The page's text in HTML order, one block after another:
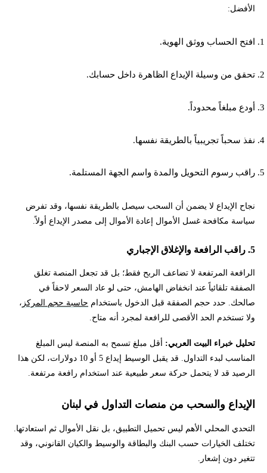
الأفضل:
افتح الحساب ووثق الهوية.
تحقق من وسيلة الإيداع الظاهرة داخل حسابك.
أودع مبلغاً محدوداً.
نفذ سحباً تجريبياً بالطريقة نفسها.
راقب رسوم التحويل والمدة واسم الجهة المستلمة.
نجاح الإيداع لا يضمن أن السحب سيصل بالطريقة نفسها، وقد تفرض
سياسة مكافحة غسل الأموال إعادة الأموال إلى مصدر الإيداع أولاً.
5. راقب الرافعة والإغلاق الإجباري
الرافعة المرتفعة لا تضاعف الربح فقط؛ بل قد تجعل المنصة تغلق
الصفقة تلقائياً عند انخفاض الهامش، حتى لو عاد السعر لاحقاً في
صالحك. حدد حجم الصفقة قبل الدخول باستخدام حاسبة حجم المركز ،
ولا تستخدم الحد الأقصى للرافعة لمجرد أنه متاح.
تحليل خبراء البيت العربي: أقل مبلغ تسمح به المنصة ليس المبلغ
المناسب لبدء التداول. قد يقبل الوسيط إيداع 5 أو 10 دولارات، لكن هذا
الرصيد قد لا يتحمل حركة سعر طبيعية عند استخدام رافعة مرتفعة.
الإيداع والسحب من منصات التداول في لبنان
التحدي المحلي الأهم ليس تحميل التطبيق، بل نقل الأموال ثم استعادتها.
تختلف الخيارات حسب البنك والبطاقة والوسيط والكيان القانوني، وقد
تتغير دون إشعار.